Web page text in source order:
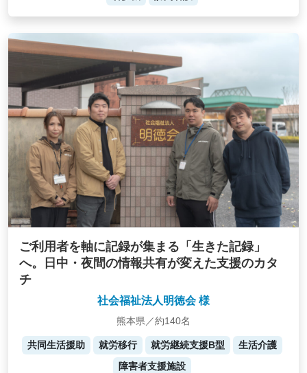
ご利用者を軸に記録が集まる「生きた記録」
へ。日中・夜間の情報共有が変えた支援のカタ
チ
社会福祉法人明徳会 様
熊本県／約140名
共同生活援助 就労移行 就労継続支援B型
生活介護
障害者支援施設